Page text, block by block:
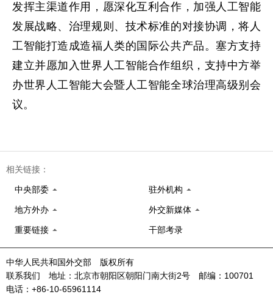
发挥主渠道作用，愿深化互利合作，加强人工智能
发展战略、治理规则、技术标准的对接协调，将人
工智能打造成造福人类的国际公共产品。塞方支持
建立并愿加入世界人工智能合作组织，支持中方举
办世界人工智能大会暨人工智能全球治理高级别会
议。
相关链接：
中央部委 驻外机构
地方外办 外交新媒体
重要链接 干部考录
中华人民共和国外交部 版权所有
联系我们 地址：北京市朝阳区朝阳门南大街2号 邮编：100701
电话：+86-10-65961114